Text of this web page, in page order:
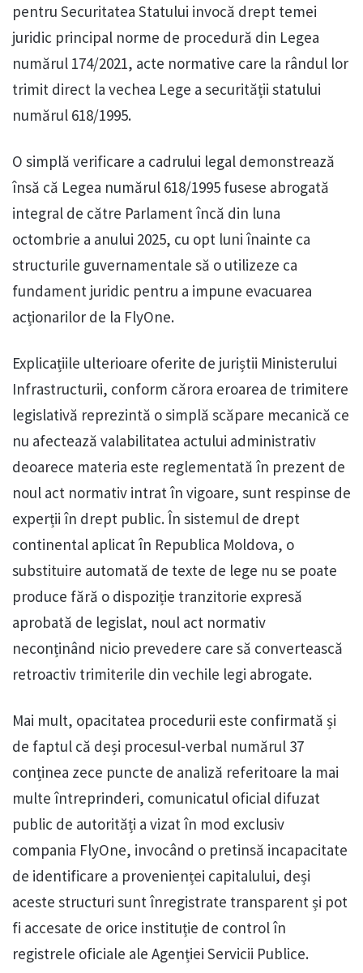
pentru Securitatea Statului invocă drept temei
juridic principal norme de procedură din Legea
numărul 174/2021, acte normative care la rândul lor
trimit direct la vechea Lege a securității statului
numărul 618/1995.
O simplă verificare a cadrului legal demonstrează
însă că Legea numărul 618/1995 fusese abrogată
integral de către Parlament încă din luna
octombrie a anului 2025, cu opt luni înainte ca
structurile guvernamentale să o utilizeze ca
fundament juridic pentru a impune evacuarea
acționarilor de la FlyOne.
Explicațiile ulterioare oferite de juriștii Ministerului
Infrastructurii, conform cărora eroarea de trimitere
legislativă reprezintă o simplă scăpare mecanică ce
nu afectează valabilitatea actului administrativ
deoarece materia este reglementată în prezent de
noul act normativ intrat în vigoare, sunt respinse de
experții în drept public. În sistemul de drept
continental aplicat în Republica Moldova, o
substituire automată de texte de lege nu se poate
produce fără o dispoziție tranzitorie expresă
aprobată de legislat, noul act normativ
neconținând nicio prevedere care să convertească
retroactiv trimiterile din vechile legi abrogate.
Mai mult, opacitatea procedurii este confirmată și
de faptul că deși procesul-verbal numărul 37
conținea zece puncte de analiză referitoare la mai
multe întreprinderi, comunicatul oficial difuzat
public de autorități a vizat în mod exclusiv
compania FlyOne, invocând o pretinsă incapacitate
de identificare a provenienței capitalului, deși
aceste structuri sunt înregistrate transparent și pot
fi accesate de orice instituție de control în
registrele oficiale ale Agenției Servicii Publice.